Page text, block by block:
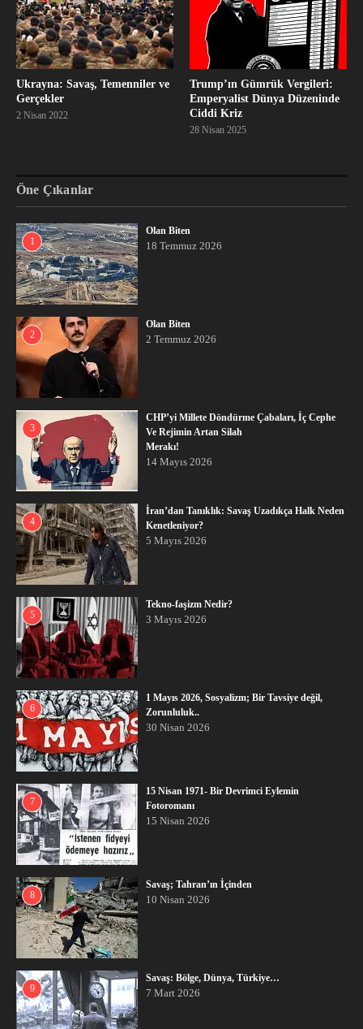
Ukrayna: Savaş, Temenniler ve
Gerçekler
2 Nisan 2022
Trump’ın Gümrük Vergileri:
Emperyalist Dünya Düzeninde
Ciddi Kriz
28 Nisan 2025
Öne Çıkanlar
1
Olan Biten
18 Temmuz 2026
2
Olan Biten
2 Temmuz 2026
3
CHP’yi Millete Döndürme Çabaları, İç Cephe
Ve Rejimin Artan Silah
Merakı!
14 Mayıs 2026
4
İran’dan Tanıklık: Savaş Uzadıkça Halk Neden
Kenetleniyor?
5 Mayıs 2026
5
Tekno-faşizm Nedir?
3 Mayıs 2026
6
1 Mayıs 2026, Sosyalizm; Bir Tavsiye değil,
Zorunluluk..
30 Nisan 2026
7
15 Nisan 1971- Bir Devrimci Eylemin
Fotoromanı
15 Nisan 2026
8
Savaş; Tahran’ın İçinden
10 Nisan 2026
9
Savaş: Bölge, Dünya, Türkiye…
7 Mart 2026